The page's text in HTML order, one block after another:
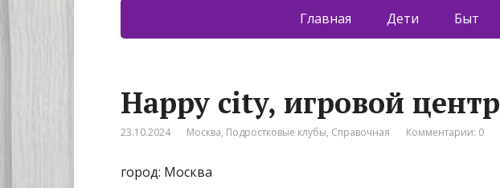
Главная Дети Быт
Happy city, игровой центр
23.10.2024 Москва, Подростковые клубы, Справочная Комментарии: 0
город: Москва